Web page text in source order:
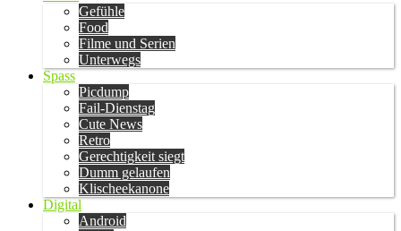
Gefühle
Food
Filme und Serien
Unterwegs
Spass
Picdump
Fail-Dienstag
Cute News
Retro
Gerechtigkeit siegt
Dumm gelaufen
Klischeekanone
Digital
Android